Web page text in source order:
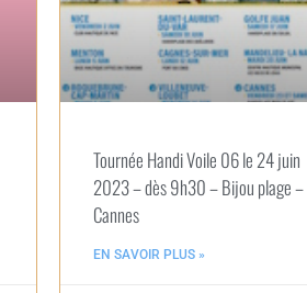
Tournée Handi Voile 06 le 24 juin
2023 – dès 9h30 – Bijou plage –
Cannes
EN SAVOIR PLUS »